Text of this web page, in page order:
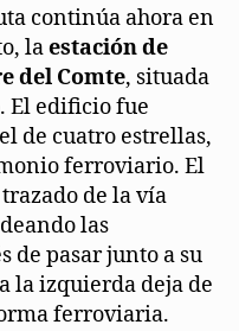
continúa ahora en
laestación de
del Comte, situada
El edificio fue
de cuatro estrellas,
ferroviario. El
de la vía
las
de pasar junto a su
la izquierda deja de
ferroviaria.